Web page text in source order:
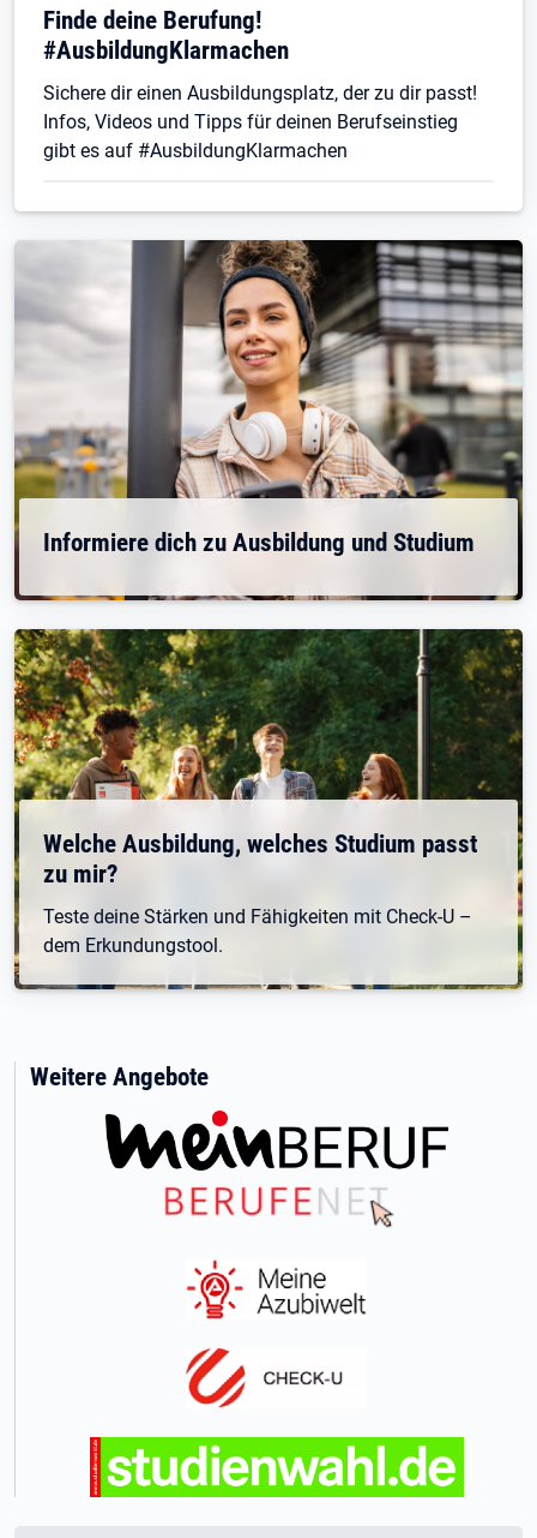
Finde deine Berufung!
#AusbildungKlarmachen
Sichere dir einen Ausbildungsplatz, der zu dir passt!
Infos, Videos und Tipps für deinen Berufseinstieg
gibt es auf #AusbildungKlarmachen
Informiere dich zu Ausbildung und Studium
Welche Ausbildung, welches Studium passt
zu mir?
Teste deine Stärken und Fähigkeiten mit Check-U –
dem Erkundungstool.
Weitere Angebote